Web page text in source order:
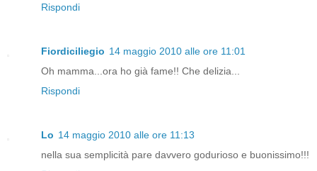
Rispondi
Fiordiciliegio 14 maggio 2010 alle ore 11:01
Oh mamma...ora ho già fame!! Che delizia...
Rispondi
Lo 14 maggio 2010 alle ore 11:13
nella sua semplicità pare davvero godurioso e buonissimo!!!